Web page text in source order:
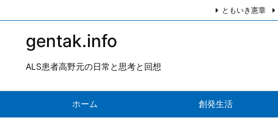
gentak.info
ALS患者高野元の日常と思考と回想
ホーム 創発生活
ともいき憲章